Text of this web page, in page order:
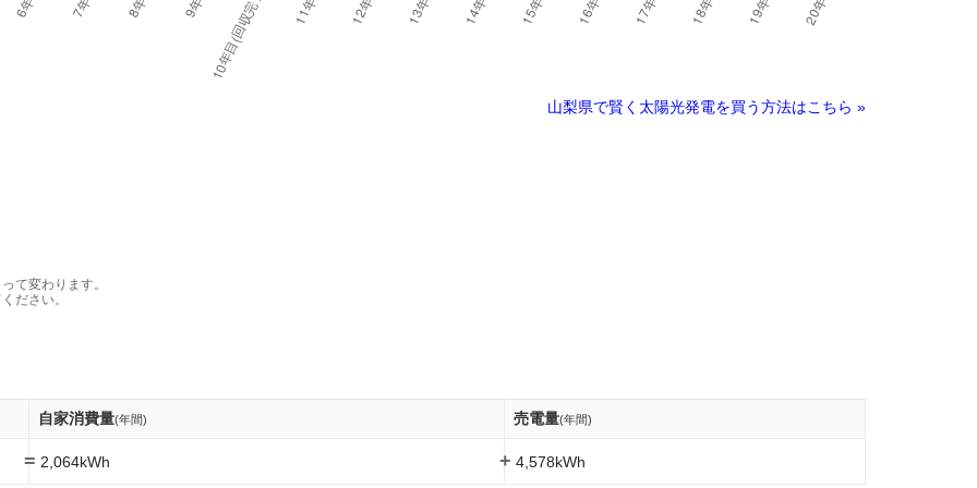
山梨県で賢く太陽光発電を買う方法はこちら »
て変わります。
ださい。
自家消費量(年間) 売電量(年間)
= 2,064kWh + 4,578kWh